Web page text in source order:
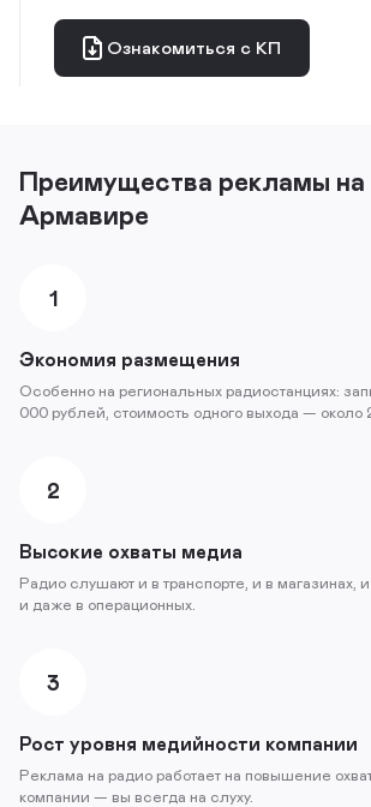
Ознакомиться с КП
Преимущества рекламы на
Армавире
1
Экономия размещения
Особенно на региональных радиостанциях:
000 рублей, стоимость одного выхода — около
2
Высокие охваты медиа
Радио слушают и в транспорте, и в магазинах, и
и даже в операционных.
3
Рост уровня медийности компании
Реклама на радио работает на повышение
компании — вы всегда на слуху.